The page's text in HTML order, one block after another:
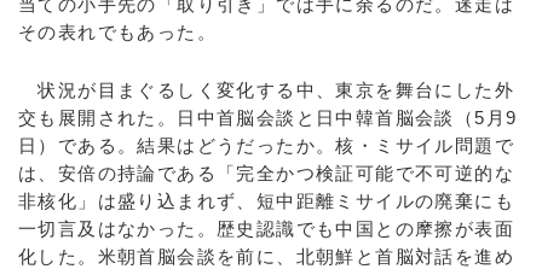
その表れでもあった。
状況が目まぐるしく変化する中、東京を舞台にした外
交も展開された。日中首脳会談と日中韓首脳会談（5月9
日）である。結果はどうだったか。核・ミサイル問題で
は、安倍の持論である「完全かつ検証可能で不可逆的な
非核化」は盛り込まれず、短中距離ミサイルの廃棄にも
一切言及はなかった。歴史認識でも中国との摩擦が表面
化した。米朝首脳会談を前に、北朝鮮と首脳対話を進め